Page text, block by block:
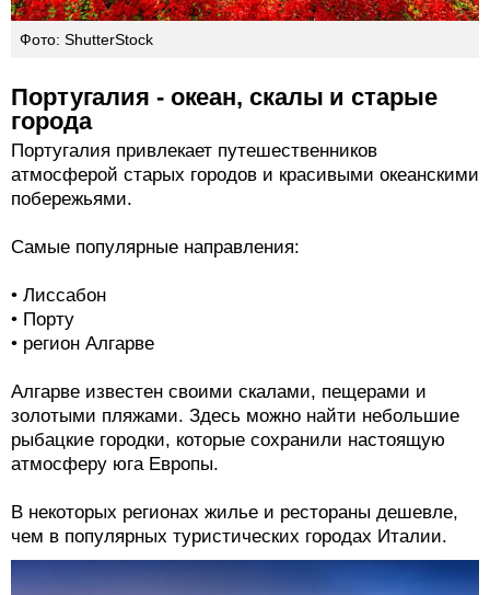
Фото: ShutterStock
Португалия - океан, скалы и старые
города
Португалия привлекает путешественников
атмосферой старых городов и красивыми океанскими
побережьями.
Самые популярные направления:
• Лиссабон
• Порту
• регион Алгарве
Алгарве известен своими скалами, пещерами и
золотыми пляжами. Здесь можно найти небольшие
рыбацкие городки, которые сохранили настоящую
атмосферу юга Европы.
В некоторых регионах жилье и рестораны дешевле,
чем в популярных туристических городах Италии.